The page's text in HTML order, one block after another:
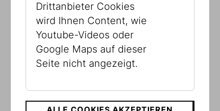
Drittanbieter Cookies
wird Ihnen Content, wie
Youtube-Videos oder
Google Maps auf dieser
Seite nicht angezeigt.